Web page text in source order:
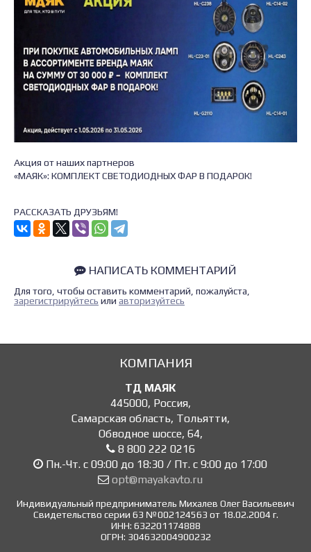
Акция от наших партнеров
«МАЯК»: КОМПЛЕКТ СВЕТОДИОДНЫХ ФАР В ПОДАРОК!
РАССКАЗАТЬ ДРУЗЬЯМ!
НАПИСАТЬ КОММЕНТАРИЙ
Для того, чтобы оставить комментарий, пожалуйста,
зарегистрируйтесь или авторизуйтесь
КОМПАНИЯ
ТД МАЯК
445000, Россия,
Самарская область, Тольятти,
Обводное шоссе, 64,
8 800 222 0216
Пн.-Чт. с 09:00 до 18:30 / Пт. с 9:00 до 17:00
opt@mayakavto.ru
Индивидуальный предприниматель Михалев Олег Васильевич
Свидетельство серии 63 №002124563 от 18.02.2004 г.
ИНН: 632201174888
ОГРН: 304632004900232